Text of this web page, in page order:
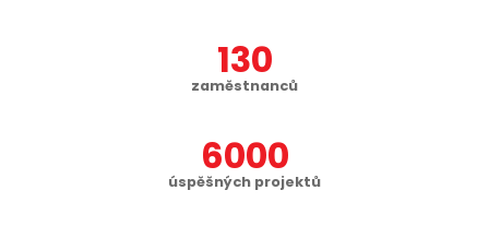
130
zaměstnanců
6000
úspěšných projektů